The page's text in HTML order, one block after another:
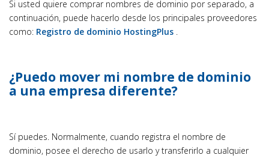
Si usted quiere comprar nombres de dominio por separado, a
continuación, puede hacerlo desde los principales proveedores
como: Registro de dominio HostingPlus .
¿Puedo mover mi nombre de dominio
a una empresa diferente?
Sí puedes. Normalmente, cuando registra el nombre de
dominio, posee el derecho de usarlo y transferirlo a cualquier